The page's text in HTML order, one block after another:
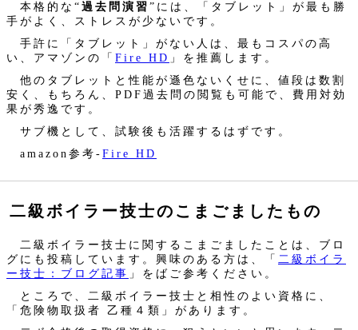
本格的な“過去問演習”には、「タブレット」が最も勝
手がよく、ストレスが少ないです。
手許に「タブレット」がない人は、最もコスパの高
い、アマゾンの「 Fire HD 」を推薦します。
他のタブレットと性能が遜色ないくせに、値段は数割
安く、もちろん、PDF過去問の閲覧も可能で、費用対効
果が秀逸です。
サブ機として、試験後も活躍するはずです。
amazon参考‐Fire HD
二級ボイラー技士のこまごましたもの
二級ボイラー技士に関するこまごましたことは、ブロ
グにも投稿しています。興味のある方は、「 二級ボイラ
ー技士：ブログ記事 」をばご参考ください。
ところで、二級ボイラー技士と相性のよい資格に、
「危険物取扱者 乙種４類」があります。